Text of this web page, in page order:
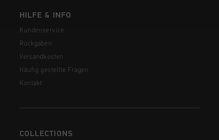
HILFE & INFO
Kundenservice
Rückgaben
Versandkosten
Häufig gestellte Fragen
Kontakt
COLLECTIONS